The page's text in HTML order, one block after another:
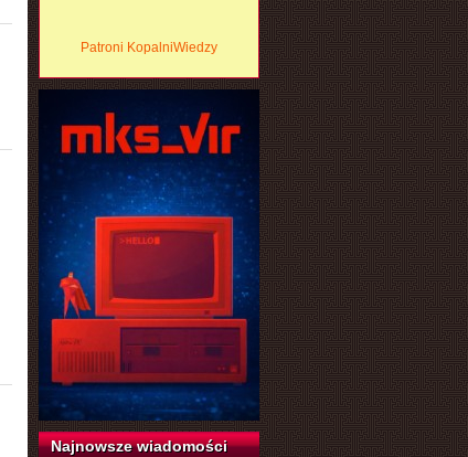
Patroni KopalniWiedzy
Najnowsze wiadomości